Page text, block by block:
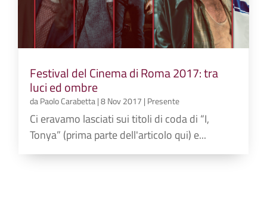
Festival del Cinema di Roma 2017: tra
luci ed ombre
daPaolo Carabetta|8 Nov 2017 | Presente
Ci eravamo lasciati sui titoli di coda di “I,
Tonya” (prima parte dell'articolo qui) e...